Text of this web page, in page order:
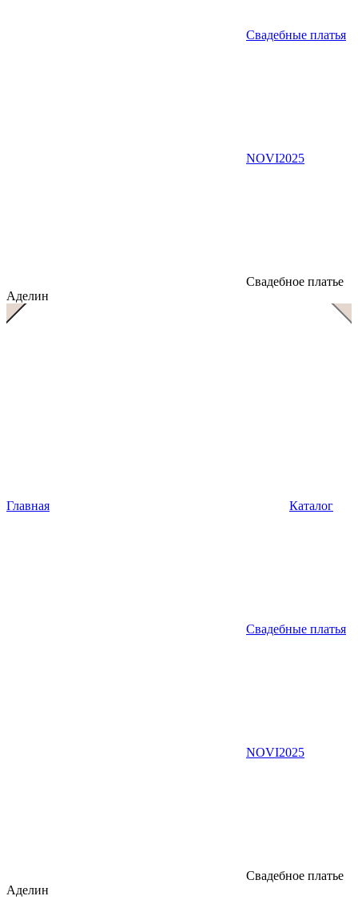
Свадебные платья
NOVI2025
Свадебное платье
Аделин
Главная Каталог
Свадебные платья
NOVI2025
Свадебное платье
Аделин